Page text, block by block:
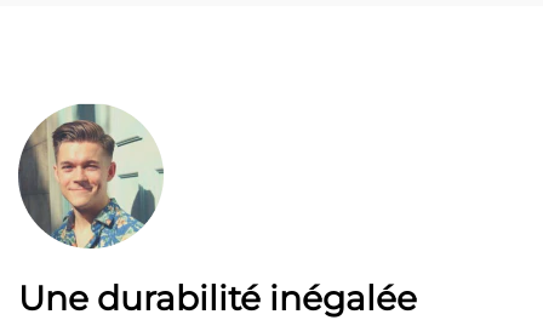
Une durabilité inégalée